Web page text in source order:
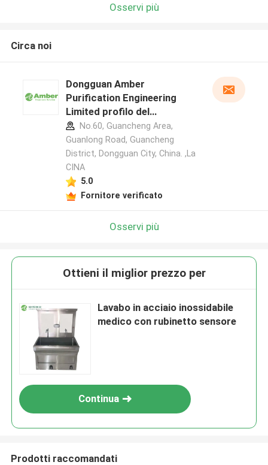
Osservi più
Circa noi
Dongguan Amber
Purification Engineering
Limited profilo del
produttore
No.60, Guancheng Area,
Guanlong Road, Guancheng
District, Dongguan City, China. ,La
CINA
5.0
Fornitore verificato
Osservi più
Ottieni il miglior prezzo per
Lavabo in acciaio inossidabile
medico con rubinetto sensore
Continua
Prodotti raccomandati